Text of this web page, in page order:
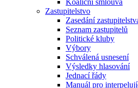
Koaliční smlouva
Zastupitelstvo
Zasedání
Seznam zastupitelů
Politické kluby
Výbory
Schválená usnesení
Výsledky hlasování
Jednací řády
Manuál pro